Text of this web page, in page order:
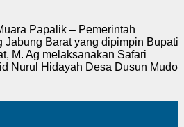
Papalik – Pemerintah
Jabung Barat yang dipimpin Bupati
M. Ag melaksanakan Safari
Nurul Hidayah Desa Dusun Mudo